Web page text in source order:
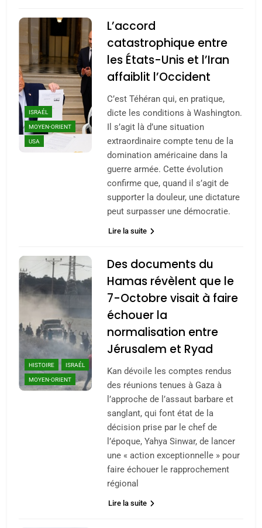
ISRAÉL
MOYEN-ORIENT
USA
L’accord
catastrophique entre
les États-Unis et l’Iran
affaiblit l’Occident
C’est Téhéran qui, en pratique,
dicte les conditions à Washington.
Il s’agit là d’une situation
extraordinaire compte tenu de la
domination américaine dans la
guerre armée. Cette évolution
confirme que, quand il s’agit de
supporter la douleur, une dictature
peut surpasser une démocratie.
Lire la suite
HISTOIRE
ISRAÉL
MOYEN-ORIENT
Des documents du
Hamas révèlent que le
7-Octobre visait à faire
échouer la
normalisation entre
Jérusalem et Ryad
Kan dévoile les comptes rendus
des réunions tenues à Gaza à
l’approche de l’assaut barbare et
sanglant, qui font état de la
décision prise par le chef de
l’époque, Yahya Sinwar, de lancer
une « action exceptionnelle » pour
faire échouer le rapprochement
régional
Lire la suite
2025, l’année la plus
meurtrière selon le
rapport d’ADL contre
l’antisémitisme
FRANCE ISRAÉL